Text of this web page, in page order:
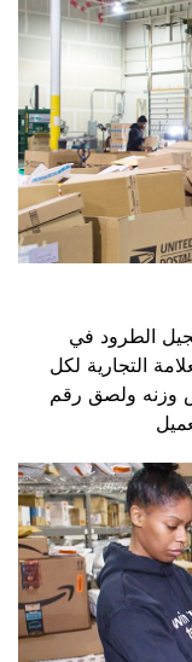
الطرود في
التجارية لكل
وزنه ولصق رقم